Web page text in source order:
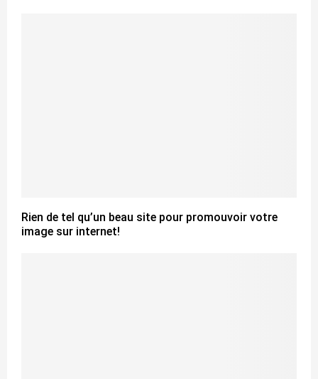
Rien de tel qu’un beau site pour promouvoir votre
image sur internet!